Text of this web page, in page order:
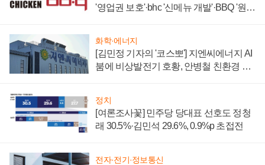
'영업권 보호'·bhc '신메뉴 개발'·BBQ '원가
화학·에너지
[김민정 기자의 '코스뽀'] 지엔씨에너지 AI
붐에 비상발전기 호황, 안병철 친환경 에
정치
[여론조사꽃] 민주당 당대표 선호도 정청
래 30.5%·김민석 29.6%, 0.9%p 초접전
전자·전기·정보통신